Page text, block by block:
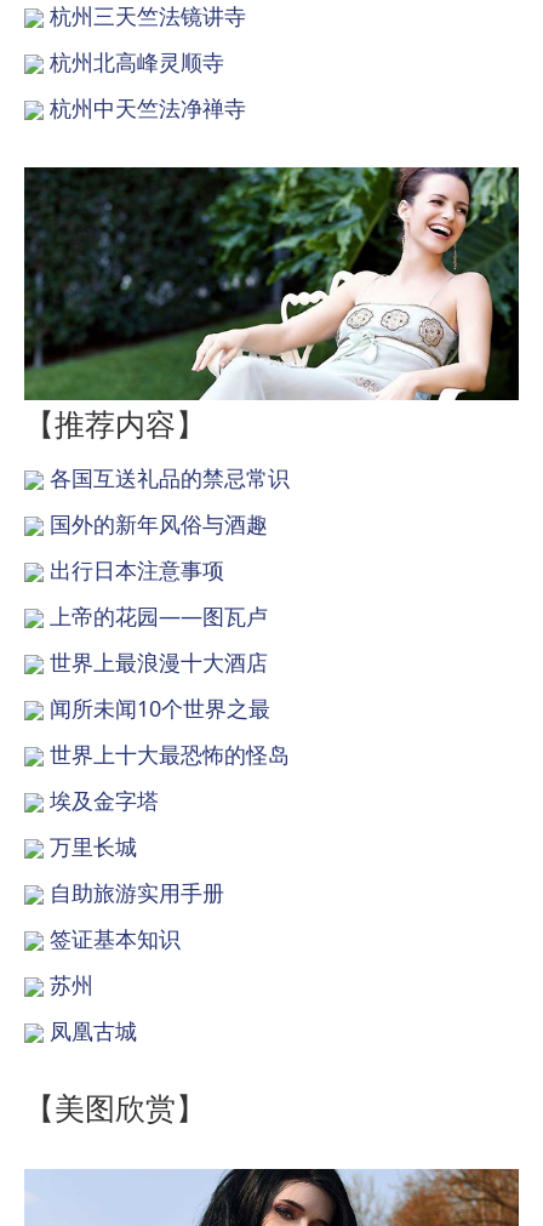
杭州三天竺法镜讲寺
杭州北高峰灵顺寺
杭州中天竺法净禅寺
【推荐内容】
各国互送礼品的禁忌常识
国外的新年风俗与酒趣
出行日本注意事项
上帝的花园——图瓦卢
世界上最浪漫十大酒店
闻所未闻10个世界之最
世界上十大最恐怖的怪岛
埃及金字塔
万里长城
自助旅游实用手册
签证基本知识
苏州
凤凰古城
【美图欣赏】